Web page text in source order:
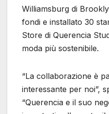
Williamsburg di
fondi e installato 30
Store di Querencia
moda più sostenibile.
“La collaborazione è
interessante per noi”,
“Querencia e il suo